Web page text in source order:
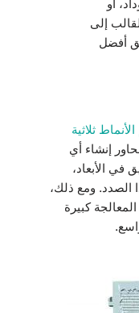
أو
إلى
أفضل
ثلاثية
إنشاء أي
الأبعاد،
الصدد. ومع ذلك،
كبيرة